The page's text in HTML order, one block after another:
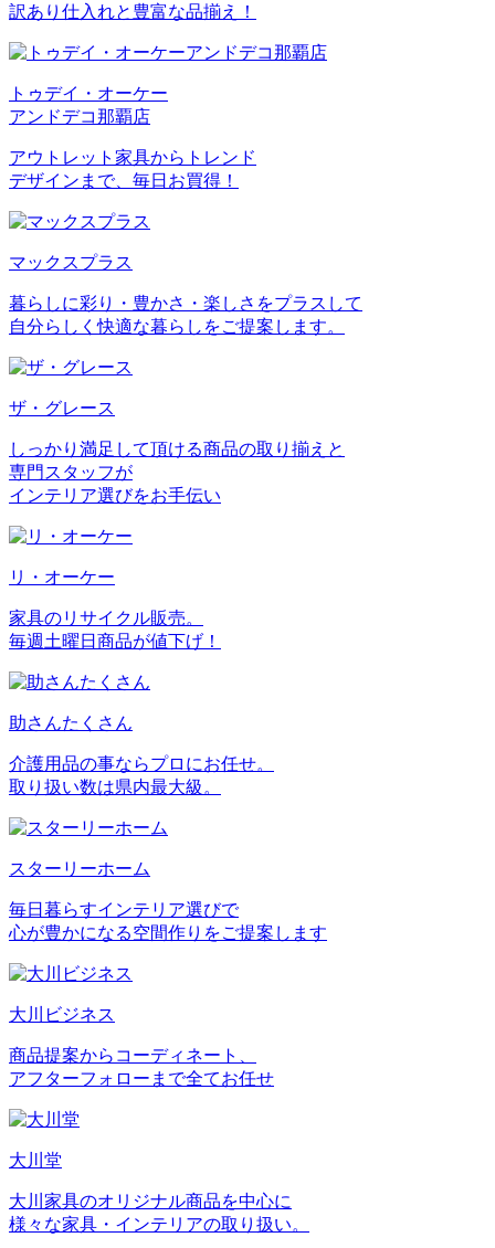
訳あり仕入れと豊富な品揃え！
トゥデイ・オーケー
アンドデコ那覇店
アウトレット家具からトレンド
デザインまで、毎日お買得！
マックスプラス
暮らしに彩り・豊かさ・楽しさをプラスして
自分らしく快適な暮らしをご提案します。
ザ・グレース
しっかり満足して頂ける商品の取り揃えと
専門スタッフが
インテリア選びをお手伝い
リ・オーケー
家具のリサイクル販売。
毎週土曜日商品が値下げ！
助さんたくさん
介護用品の事ならプロにお任せ。
取り扱い数は県内最大級。
スターリーホーム
毎日暮らすインテリア選びで
心が豊かになる空間作りをご提案します
大川ビジネス
商品提案からコーディネート、
アフターフォローまで全てお任せ
大川堂
大川家具のオリジナル商品を中心に
様々な家具・インテリアの取り扱い。